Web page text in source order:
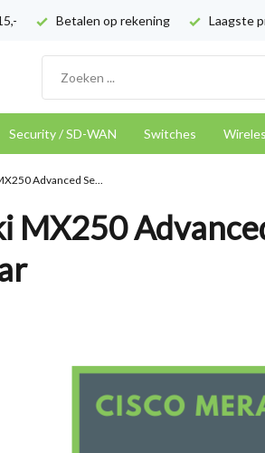
Betalen op rekening Laagste
Security / SD-WAN Switches
Advanced Se...
MX250